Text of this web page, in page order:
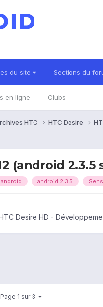
du site Sections du
en ligne Clubs
HTC HTC Desire
(android 2.3.5
android android 2.3.5
Desire HD -
Page 1 sur 3